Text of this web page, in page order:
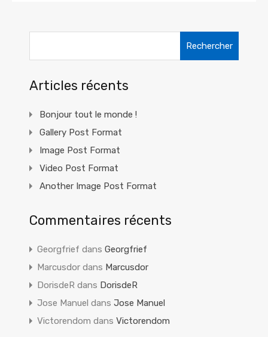
Articles récents
Bonjour tout le monde !
Gallery Post Format
Image Post Format
Video Post Format
Another Image Post Format
Commentaires récents
Georgfrief dans Georgfrief
Marcusdor dans Marcusdor
DorisdeR dans DorisdeR
Jose Manuel dans Jose Manuel
Victorendom dans Victorendom